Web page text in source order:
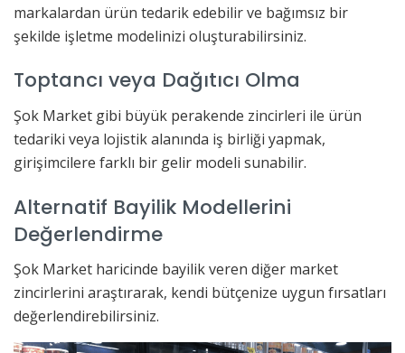
markalardan ürün tedarik edebilir ve bağımsız bir
şekilde işletme modelinizi oluşturabilirsiniz.
Toptancı veya Dağıtıcı Olma
Şok Market gibi büyük perakende zincirleri ile ürün
tedariki veya lojistik alanında iş birliği yapmak,
girişimcilere farklı bir gelir modeli sunabilir.
Alternatif Bayilik Modellerini
Değerlendirme
Şok Market haricinde bayilik veren diğer market
zincirlerini araştırarak, kendi bütçenize uygun fırsatları
değerlendirebilirsiniz.